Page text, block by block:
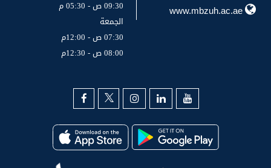
www.mbzuh.ac.ae
09:30 ص - 05:30 م
الجمعة
07:30 ص - 12:00م
08:00 ص - 12:30م